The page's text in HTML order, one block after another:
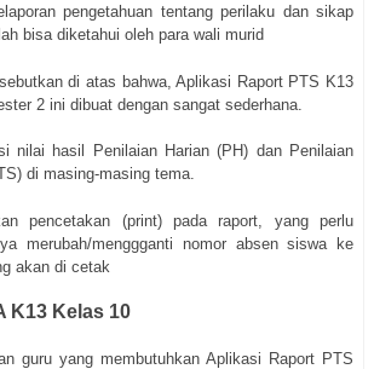
pengetahuan tentang perilaku dan sikap
bisa diketahui oleh para wali murid
di atas bahwa, Aplikasi Raport PTS K13
2 ini dibuat dengan sangat sederhana.
nilai hasil Penilaian Harian (PH) dan Penilaian
di masing-masing tema.
pencetakan (print) pada raport, yang perlu
merubah/menggganti nomor absen siswa ke
akan di cetak
K13 Kelas 10
guru yang membutuhkan Aplikasi Raport PTS